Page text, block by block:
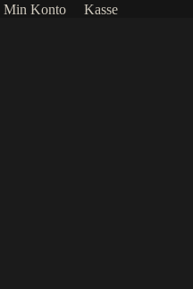
Min Konto
Kasse